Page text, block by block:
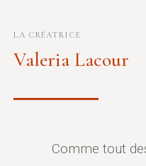
LA CRÉATRICE
Valeria Lacour
Comme tout